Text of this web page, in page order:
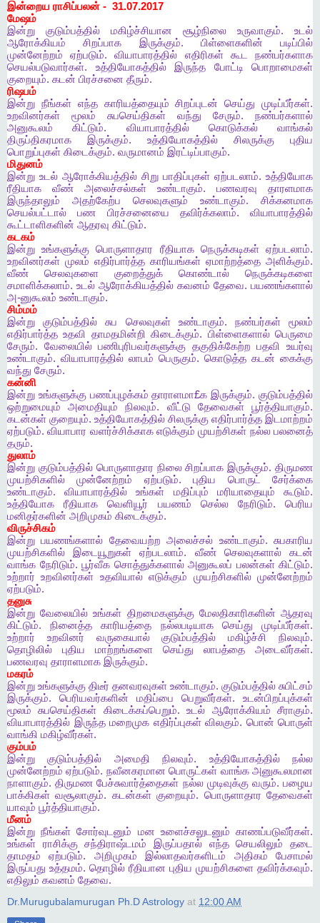
இன்றைய ராசிப்பலன் - 31.07.2017
மேஷம்
இன்று
குடும்பத்தில் மகிழ்ச்சியான சூழ்நிலை உருவாகும். உடல்
ஆரோக்கியம்
சிறப்பாக இருக்கும். பிள்ளைகளின்
படிப்பில்
முன்னேற்றம்
ஏற்படும்.வியாபாரத்தில் எதிரிகள் கூட
நண்பர்களாக
செயல்படுவார்கள். உத்தியோகத்தில் இருந்த போட்டி
பொறாமைகள்
குறையும். கடன் பிரச்சனை தீரும்.
ரிஷபம்
இன்று நீங்கள் எந்த காரியத்தையும் சிறப்புடன் செய்து முடிப்பீர்கள்.
உறவினர்கள்
மூலம் சுபசெய்திகள் வந்து சேரும். நண்பர்களால்
அனுகூலம்
கிட்டும். வியாபாரத்தில் கொடுக்கல்
வாங்கல்
திருப்திகரமாக
இருக்கும். உத்தியோகத்தில் சிலருக்கு
புதிய
பொறுப்புகள் கிடைக்கும். வருமானம் இரட்டிப்பாகும்.
மிதுனம்
இன்று உடல் ஆரோக்கியத்தில் சிறு பாதிப்புகள் ஏற்படலாம். உத்தியோக
ரீதியாக
வீண் அலைச்சல்கள் உண்டாகும். பணவரவு
தாரளமாக
இருந்தாலும்
அதற்கேற்ப செலவுகளும் உண்டாகும். சிக்கனமாக
செயல்பட்டால்
பண பிரச்சனையை தவிர்க்கலாம். வியாபாரத்தில்
கூட்டாளிகளின் ஆதரவு கிட்டும்.
கடகம்
இன்று உங்களுக்கு பொருளாதார ரீதியாக நெருக்கடிகள் ஏற்படலாம்.
உறவினர்கள் முலம் எதிர்பார்த்த காரியங்கள் ஏமாற்றத்தை அளிக்கும்.
வீண்
செலவுகளை குறைத்துக் கொண்டால்
நெருக்கடிகளை
சமாளிக்கலாம். உடல் ஆரோக்கியத்தில் கவனம் தேவை. பயணங்களால்
அ-னுகூலம் உண்டாகும்.
சிம்மம்
இன்று
குடும்பத்தில் சுப செலவுகள் உண்டாகும். நண்பர்கள்
மூலம்
எதிர்பார்த்த உதவி தாமதமின்றி கிடைக்கும். பிள்ளைகளால் பெருமை
சேரும். வேலையில் பணிபுரிபவர்களுக்கு தகுதிக்கேற்ற பதவி
உயர்வு
உண்டாகும். வியாபாரத்தில் லாபம் பெருகும். கொடுத்த கடன் கைக்கு
வந்து சேரும்.
கன்னி
இன்று உங்களுக்கு பணப்புழக்கம் தாராளமா£க இருக்கும்.குடும்பத்தில்
ஒற்றுமையும்
அமைதியும் நிலவும். வீட்டு தேவைகள் பூர்த்தியாகும்.
கடன்கள் குறையும். உத்தியோகத்தில் சிலருக்கு எதிர்பார்த்த இடமாற்றம்
ஏற்படும்.வியாபார வளர்ச்சிக்காக எடுக்கும் முயற்சிகள் நல்ல பலனைத்
தரும்.
துலாம்
இன்று குடும்பத்தில் பொருளாதார நிலை சிறப்பாக இருக்கும்.திருமண
முயற்சிகளில்
முன்னேற்றம் ஏற்படும்.புதிய பொருட்
சேர்க்கை
உண்டாகும்.வியாபாரத்தில் உங்கள் மதிப்பும் மரியாதையும் கூடும்.
உத்தியோக
ரீதியாக வெளியூர் பயணம் செல்ல நேரிடும்.பெரிய
மனிதர்களின் அறிமுகம் கிடைக்கும்.
விருச்சிகம்
இன்று பயணங்களால் தேவையற்ற அலைச்சல் உண்டாகும்.சுபகாரிய
முயற்சிகளில்
இடையூறுகள் ஏற்படலாம். வீண் செலவுகளால்
கடன்
வாங்க நேரிடும். பூர்வீக சொத்துக்களால் அனுகூலப் பலன்கள் கிட்டும்.
உற்றார் உறவினர்கள் உதவியால் எடுக்கும் முயற்சிகளில் முன்னேற்றம்
ஏற்படும்.
தனுசு
இன்று வேலையில் உங்கள் திறமைகளுக்கு மேலதிகாரிகளின் ஆதரவு
கிட்டும்.நினைத்த காரியத்தை நல்லபடியாக செய்து முடிப்பீர்கள்.
உற்றார்
உறவினர் வருகையால் குடும்பத்தில் மகிழ்ச்சி நிலவும்.
தொழிலில்
புதிய மாற்றங்களை செய்து லாபத்தை அடைவீர்கள்.
பணவரவு தாராளமாக இருக்கும்.
மகரம்
இன்று உங்களுக்கு திடீர் தனவரவுகள் உண்டாகும். குடும்பத்தில் சுபிட்சம்
இருக்கும். பெரியவர்களின் மதிப்பை பெறுவீர்கள். உடன்பிறப்புக்கள்
மூலம்
சுபசெய்திகள் கிடைக்கப்பெறும்.உடல் ஆரோக்கியம் சீராகும்.
வியாபாரத்தில் இருந்த மறைமுக எதிர்ப்புகள் விலகும். பொன் பொருள்
வாங்கி மகிழ்வீர்கள்.
கும்பம்
இன்று
குடும்பத்தில் அமைதி நிலவும். உத்தியோகத்தில்
நல்ல
முன்னேற்றம் ஏற்படும். நவீனகரமான பொருட்கள் வாங்க அனுகூலமான
நாளாகும்.திருமண பேச்சுவார்த்தைகள் நல்ல முடிவுக்கு வரும்.பழைய
பாக்கிகள் வசூலாகும். கடன்கள் குறையும். பொருளாதார தேவைகள்
யாவும் பூர்த்தியாகும்.
மீனம்
இன்று நீங்கள் சோர்வுடனும் மன உளைச்சலுடனும் காணப்படுவீர்கள்.
உங்கள்
ராசிக்கு சந்திராஷ்டமம் இருப்பதால் எந்த செயலிலும்
தடை
தாமதம்
ஏற்படும். அறிமுகம் இல்லாதவர்களிடம் அதிகம்
பேசாமல்
இருப்பது உத்தமம். தொழில் ரீதியான புதிய முயற்சிகளை தவிர்க்கவும்.
எதிலும் கவனம் தேவை.
Dr.Murugubalamurugan Ph.D Astrology at 12:00 AM